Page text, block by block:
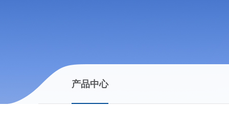
产品中心